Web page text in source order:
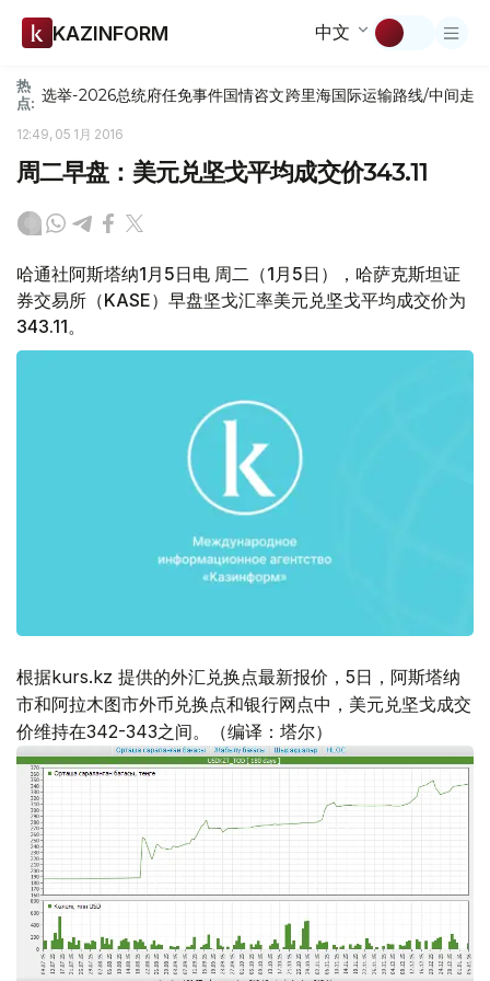
KAZINFORM 中文
热
点: 选举-2026总统府任免事件国情咨文跨里海国际运输路线/中间走廊
12:49, 05 1月 2016
周二早盘：美元兑坚戈平均成交价343.11
哈通社阿斯塔纳1月5日电 周二（1月5日），哈萨克斯坦证
券交易所（KASE）早盘坚戈汇率美元兑坚戈平均成交价为
343.11。
根据kurs.kz 提供的外汇兑换点最新报价，5日，阿斯塔纳
市和阿拉木图市外币兑换点和银行网点中，美元兑坚戈成交
价维持在342-343之间。（编译：塔尔）